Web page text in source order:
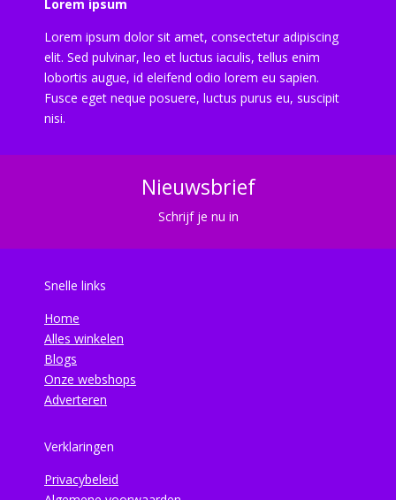
Lorem ipsum
Lorem ipsum dolor sit amet, consectetur adipiscing
elit. Sed pulvinar, leo et luctus iaculis, tellus enim
lobortis augue, id eleifend odio lorem eu sapien.
Fusce eget neque posuere, luctus purus eu, suscipit
nisi.
Nieuwsbrief
Schrijf je nu in
Snelle links
Home
Alles winkelen
Blogs
Onze webshops
Adverteren
Verklaringen
Privacybeleid